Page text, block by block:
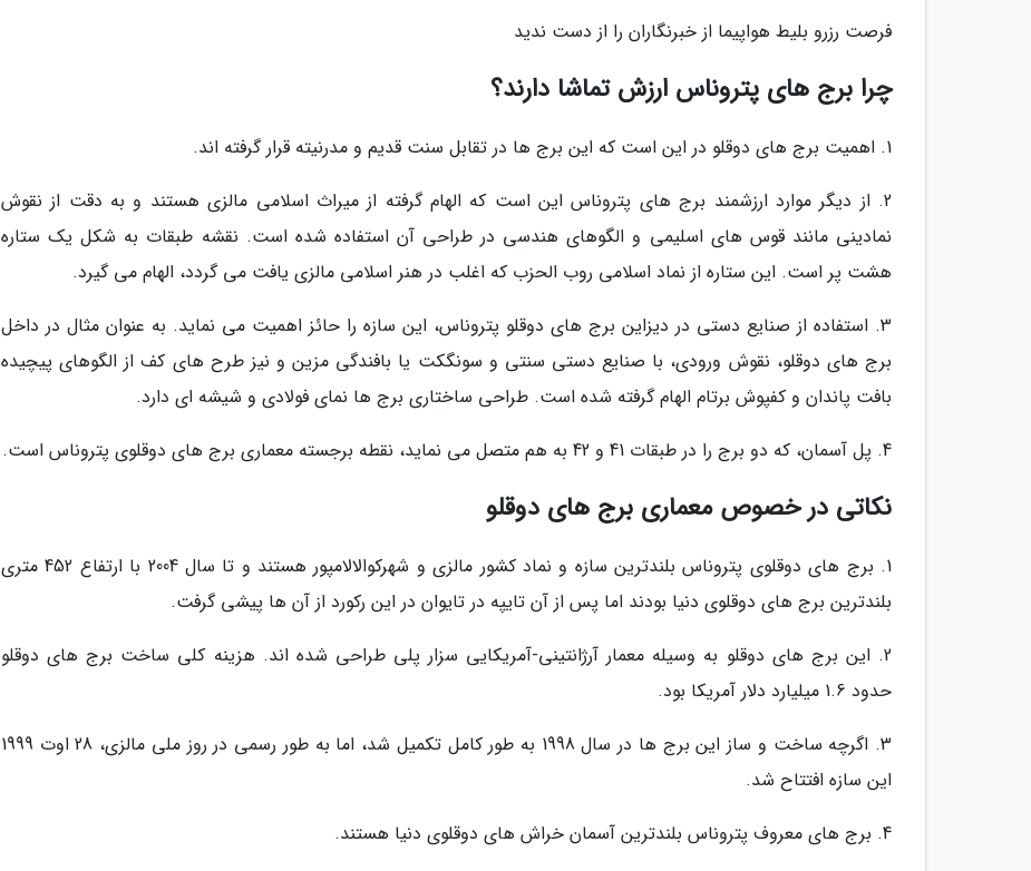
فرصت رزرو بلیط هواپیما از خبرنگاران را از دست ندید
چرا برج های پتروناس ارزش تماشا دارند؟
1. اهمیت برج های دوقلو در این است که این برج ها در تقابل سنت قدیم و مدرنیته قرار گرفته اند.
2. از دیگر موارد ارزشمند برج های پتروناس این است که الهام گرفته از میراث اسلامی مالزی هستند و به دقت از نقوش
نمادینی مانند قوس های اسلیمی و الگوهای هندسی در طراحی آن استفاده شده است. نقشه طبقات به شکل یک ستاره
هشت پر است. این ستاره از نماد اسلامی روب الحزب که اغلب در هنر اسلامی مالزی یافت می گردد، الهام می گیرد.
3. استفاده از صنایع دستی در دیزاین برج های دوقلو پتروناس، این سازه را حائز اهمیت می نماید. به عنوان مثال در داخل
برج های دوقلو، نقوش ورودی، با صنایع دستی سنتی و سونگکت یا بافندگی مزین و نیز طرح های کف از الگوهای پیچیده
بافت پاندان و کفپوش برتام الهام گرفته شده است. طراحی ساختاری برج ها نمای فولادی و شیشه ای دارد.
4. پل آسمان، که دو برج را در طبقات 41 و 42 به هم متصل می نماید، نقطه برجسته معماری برج های دوقلوی پتروناس است.
نکاتی در خصوص معماری برج های دوقلو
1. برج های دوقلوی پتروناس بلندترین سازه و نماد کشور مالزی و شهرکوالالامپور هستند و تا سال 2004 با ارتفاع 452 متری
بلندترین برج های دوقلوی دنیا بودند اما پس از آن تایپه در تایوان در این رکورد از آن ها پیشی گرفت.
2. این برج های دوقلو به وسیله معمار آرژانتینی-آمریکایی سزار پلی طراحی شده اند. هزینه کلی ساخت برج های دوقلو
حدود 1.6 میلیارد دلار آمریکا بود.
3. اگرچه ساخت و ساز این برج ها در سال 1998 به طور کامل تکمیل شد، اما به طور رسمی در روز ملی مالزی، 28 اوت 1999
این سازه افتتاح شد.
4. برج های معروف پتروناس بلندترین آسمان خراش های دوقلوی دنیا هستند.